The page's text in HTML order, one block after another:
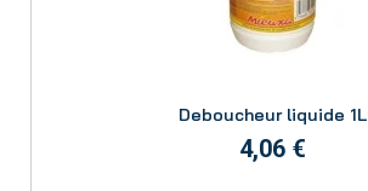
Deboucheur liquide 1L
4,06 €